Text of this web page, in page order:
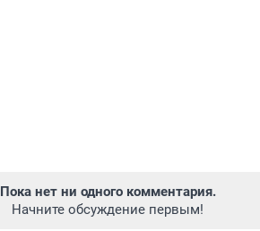
Пока нет ни одного комментария.
Начните обсуждение первым!